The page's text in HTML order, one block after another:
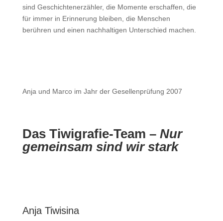
sind Geschichtenerzähler, die Momente erschaffen, die
für immer in Erinnerung bleiben, die Menschen
berühren und einen nachhaltigen Unterschied machen.
Anja und Marco im Jahr der Gesellenprüfung 2007
Das Tiwigrafie-Team – Nur
gemeinsam sind wir stark
Anja Tiwisina